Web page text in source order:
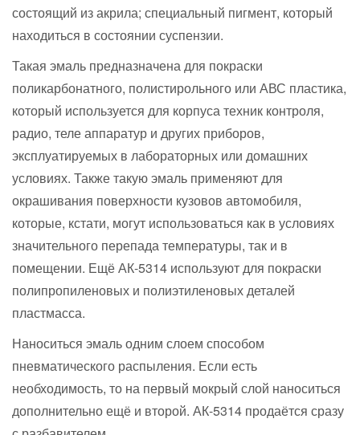
состоящий из акрила; специальный пигмент, который
находиться в состоянии суспензии.
Такая эмаль предназначена для покраски
поликарбонатного, полистирольного или АВС пластика,
который используется для корпуса техник контроля,
радио, теле аппаратур и других приборов,
эксплуатируемых в лабораторных или домашних
условиях. Также такую эмаль применяют для
окрашивания поверхности кузовов автомобиля,
которые, кстати, могут использоваться как в условиях
значительного перепада температуры, так и в
помещении. Ещё АК-5314 используют для покраски
полипропиленовых и полиэтиленовых деталей
пластмасса.
Наноситься эмаль одним слоем способом
пневматического распыления. Если есть
необходимость, то на первый мокрый слой наноситься
дополнительно ещё и второй. АК-5314 продаётся сразу